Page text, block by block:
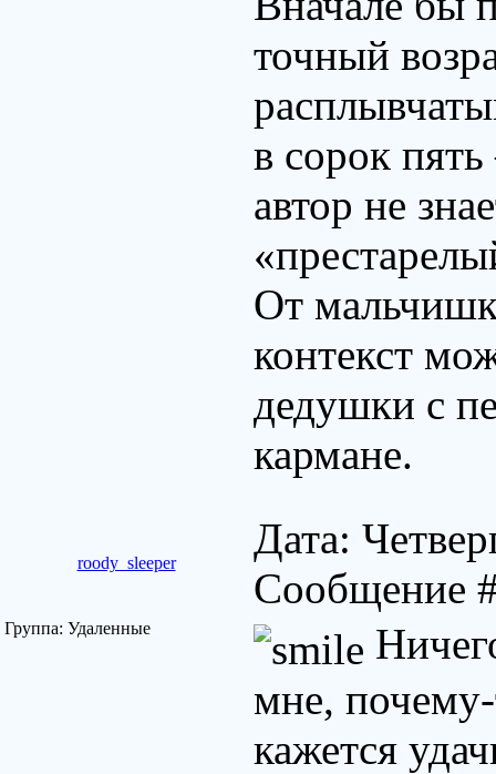
точный
в сорок
автор не
От
контекст
дедушки с
кармане.
roody_sleeper
Дата:
Сообщение
Группа: Удаленные
мне, почему-
кажется